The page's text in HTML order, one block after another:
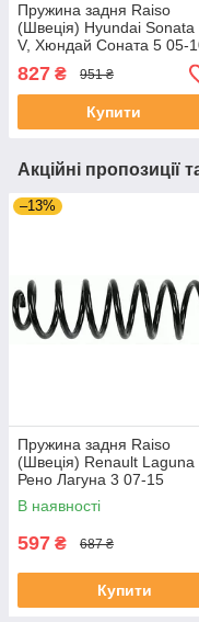
Пружина задня Raiso
(Швеція) Hyundai Sonata
V, Хюндай Соната 5 05-
#SR215TP UABSZDX4
827 ₴ 951 ₴
Купити
Акційні пропозиції
–13%
Пружина задня Raiso
(Швеція) Renault Laguna
Рено Лагуна 3 07-15
#SR240TP UAPAMMU4
В наявності
597 ₴ 687 ₴
Купити